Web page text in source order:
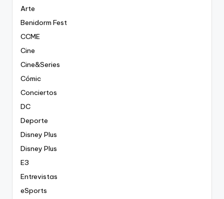
Arte
Benidorm Fest
CCME
Cine
Cine&Series
Cómic
Conciertos
DC
Deporte
Disney Plus
Disney Plus
E3
Entrevistas
eSports